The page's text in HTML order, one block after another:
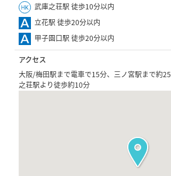
武庫之荘駅 徒歩10分以内
立花駅 徒歩20分以内
甲子園口駅 徒歩20分以内
アクセス
大阪/梅田駅まで電車で15分、三ノ宮駅まで約
之荘駅より徒歩約10分